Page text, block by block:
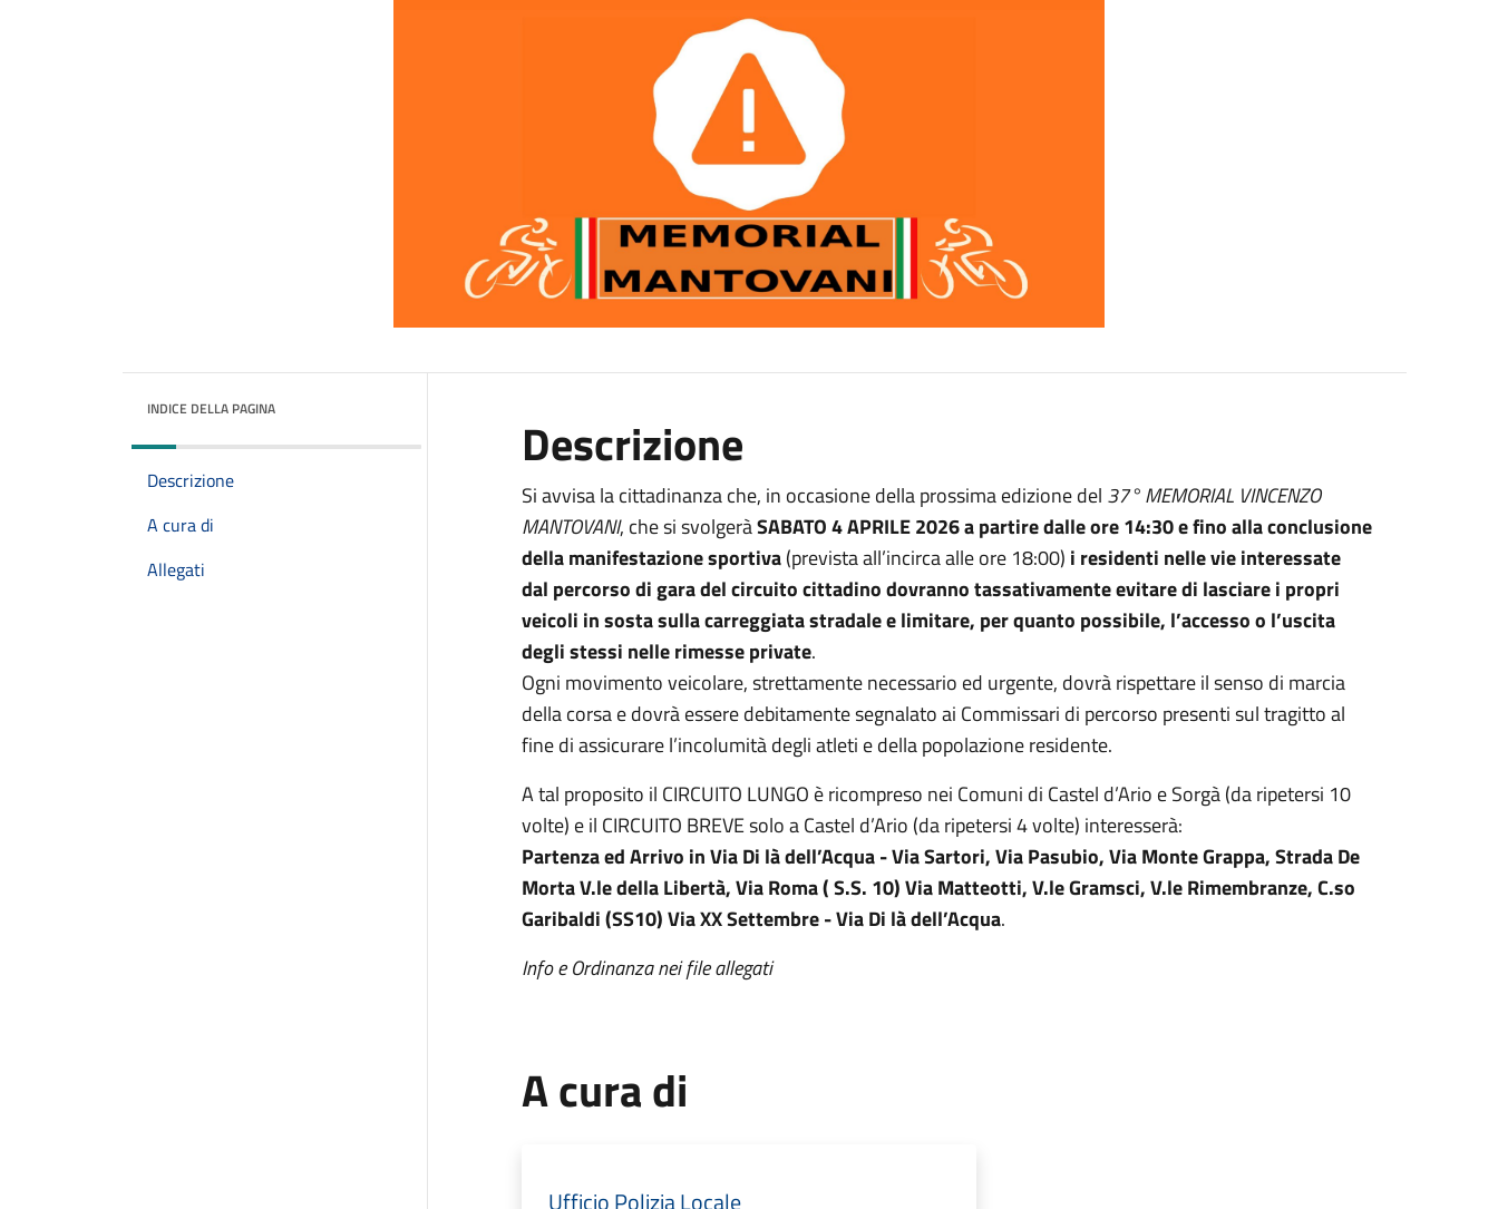
INDICE DELLA PAGINA
Descrizione
A cura di
Allegati
Descrizione
Si avvisa la cittadinanza che, in occasione della prossima edizione del 37° MEMORIAL VINCENZO
MANTOVANI, che si svolgeràSABATO 4 APRILE 2026 a partire dalle ore 14:30 e fino allaconclusione
della manifestazione sportiva(prevista all’incirca alle ore 18:00) i residenti nelle vie interessate
dal percorso di gara del circuito cittadino dovranno tassativamente evitare di lasciare i propri
veicoli in sosta sulla carreggiata stradale e limitare, per quanto possibile, l’accesso o l’uscita
degli stessi nelle rimesse private.
Ogni movimento veicolare, strettamente necessario ed urgente, dovrà rispettare il senso di marcia
della corsa e dovrà essere debitamente segnalato ai Commissari di percorso presenti sul tragitto al
fine di assicurare l’incolumità degli atleti e della popolazione residente.
A tal proposito il CIRCUITO LUNGO è ricompreso nei Comuni di Castel d’Ario e Sorgà (da ripetersi 10
volte) e il CIRCUITO BREVE solo a Castel d’Ario (da ripetersi 4 volte) interesserà:
Partenza ed Arrivo in Via Di là dell’Acqua - Via Sartori, Via Pasubio, Via Monte Grappa, Strada De
Morta V.le della Libertà, Via Roma ( S.S. 10) Via Matteotti, V.le Gramsci, V.le Rimembranze, C.so
Garibaldi (SS10) Via XX Settembre - Via Di là dell’Acqua.
Info e Ordinanza nei file allegati
A cura di
Ufficio Polizia Locale